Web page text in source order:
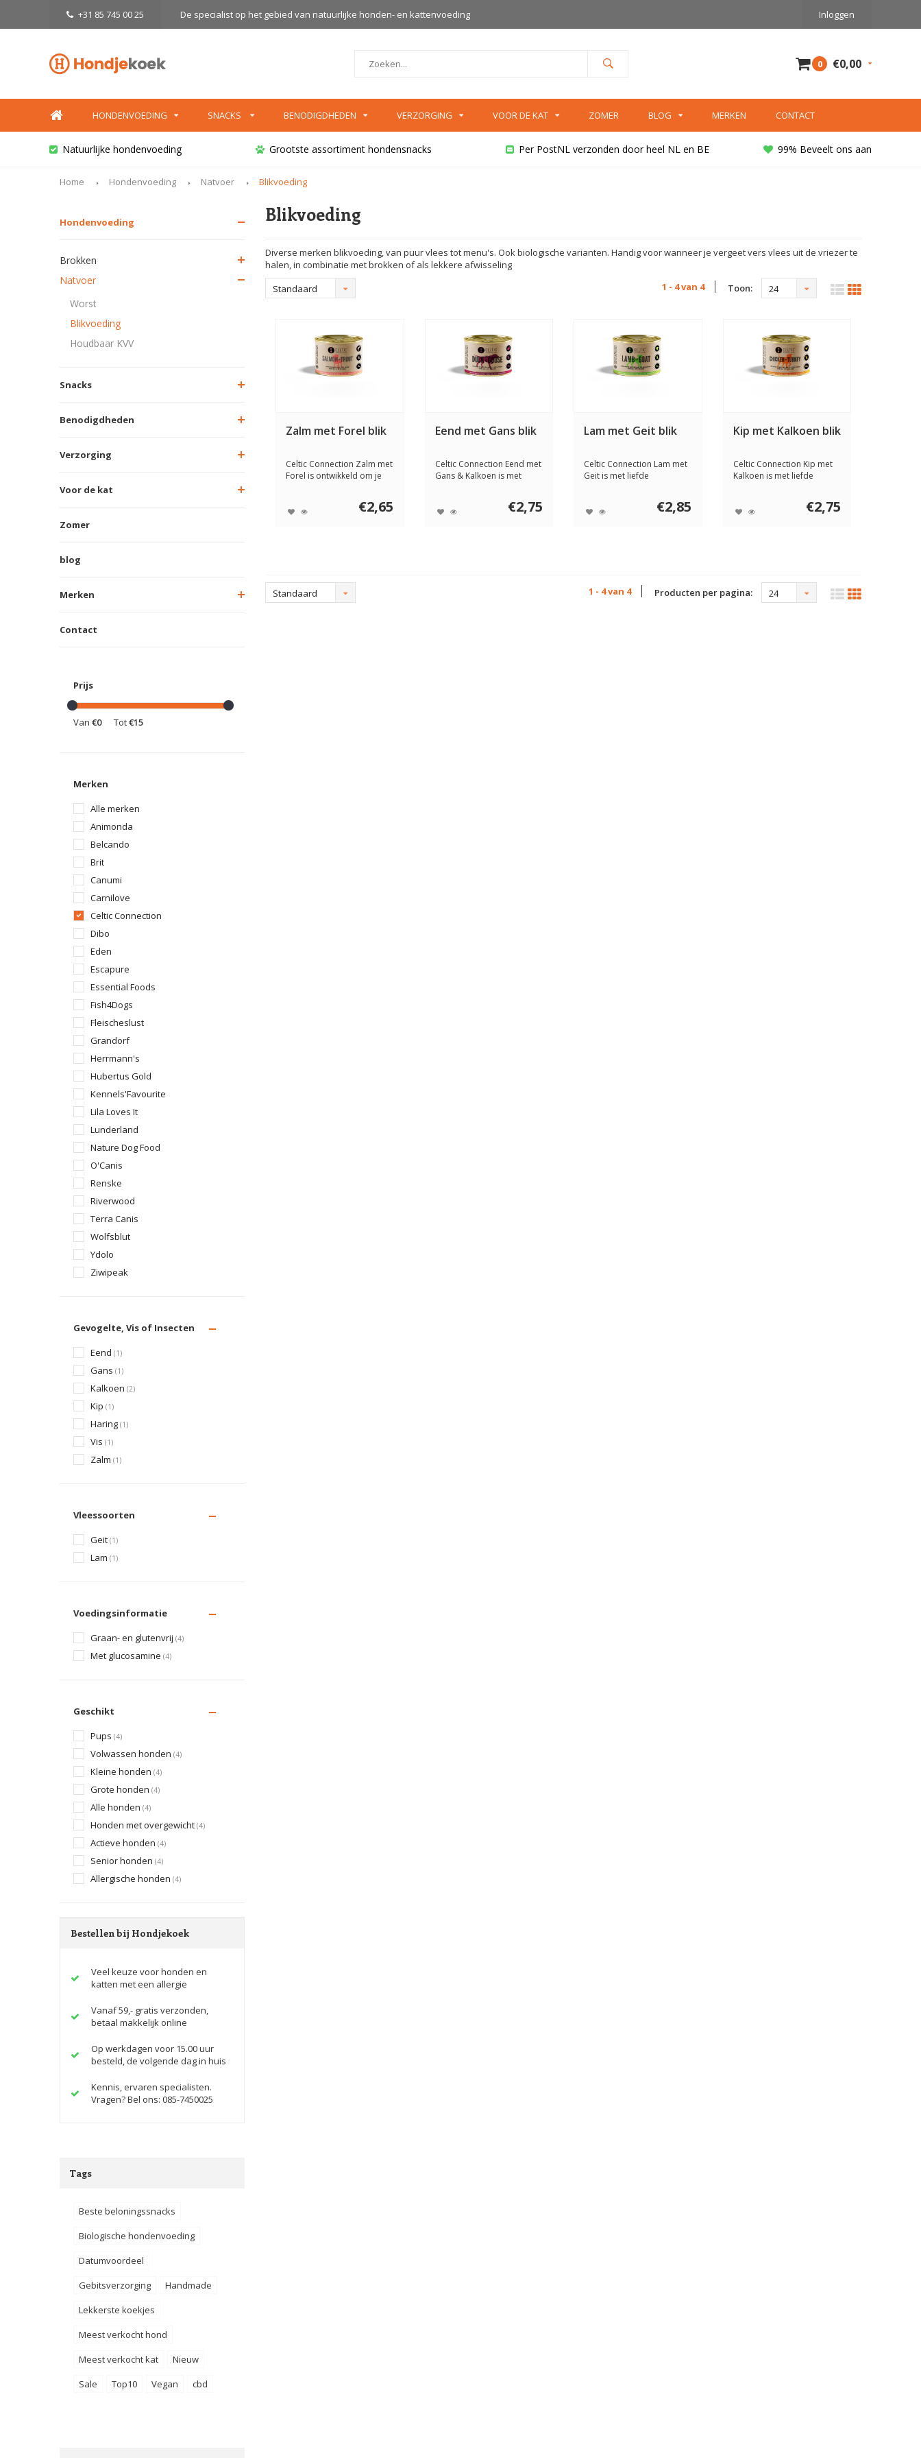
+31 85 745 00 25 De specialist op het gebied van natuurlijke honden- en kattenvoeding Inloggen
0 €0,00
HONDENVOEDING SNACKS BENODIGDHEDEN VERZORGING VOOR DE KAT ZOMER BLOG MERKEN CONTACT
Natuurlijke hondenvoeding Grootste assortiment hondensnacks Per PostNL verzonden door heel NL en BE 99% Beveelt ons aan
Home Hondenvoeding Natvoer Blikvoeding
Hondenvoeding
Brokken
Natvoer
Worst
Blikvoeding
Houdbaar KVV
Snacks
Benodigdheden
Verzorging
Voor de kat
Zomer
blog
Merken
Contact
Prijs
Van €0 Tot€15
Merken
Alle merken
Animonda
Belcando
Brit
Canumi
Carnilove
Celtic Connection
Dibo
Eden
Escapure
Essential Foods
Fish4Dogs
Fleischeslust
Grandorf
Herrmann's
Hubertus Gold
Kennels'Favourite
Lila Loves It
Lunderland
Nature Dog Food
O'Canis
Renske
Riverwood
Terra Canis
Wolfsblut
Ydolo
Ziwipeak
Gevogelte, Vis of Insecten
Eend (1)
Gans (1)
Kalkoen (2)
Kip (1)
Haring (1)
Vis (1)
Zalm (1)
Vleessoorten
Geit (1)
Lam (1)
Voedingsinformatie
Graan- en glutenvrij (4)
Met glucosamine (4)
Geschikt
Pups (4)
Volwassen honden (4)
Kleine honden (4)
Grote honden (4)
Alle honden (4)
Honden met overgewicht (4)
Actieve honden (4)
Senior honden (4)
Allergische honden (4)
Bestellen bij Hondjekoek
Veel keuze voor honden en
katten met een allergie
Vanaf 59,- gratis verzonden,
betaal makkelijk online
Op werkdagen voor 15.00 uur
besteld, de volgende dag in huis
Kennis, ervaren specialisten.
Vragen? Bel ons: 085-7450025
Tags
Beste beloningssnacks
Biologische hondenvoeding
Datumvoordeel
Gebitsverzorging
Handmade
Lekkerste koekjes
Meest verkocht hond
Meest verkocht kat
Nieuw
Sale
Top10 Vegan cbd
Blikvoeding
Diverse merken blikvoeding, van puur vlees tot menu's. Ook biologische varianten. Handig voor wanneer je vergeet vers vlees uit de vriezer te
halen, in combinatie met brokken of als lekkere afwisseling
Standaard
1 - 4 van 4 Toon: 24
Zalm met Forel blik
Celtic Connection Zalm met
Forel is ontwikkeld om je
€2,65
Eend met Gans blik
Celtic Connection Eend met
Gans & Kalkoen is met
€2,75
Lam met Geit blik
Celtic Connection Lam met
Geit is met liefde
€2,85
Kip met Kalkoen blik
Celtic Connection Kip met
Kalkoen is met liefde
€2,75
Standaard 1 - 4 van 4 Producten per pagina: 24